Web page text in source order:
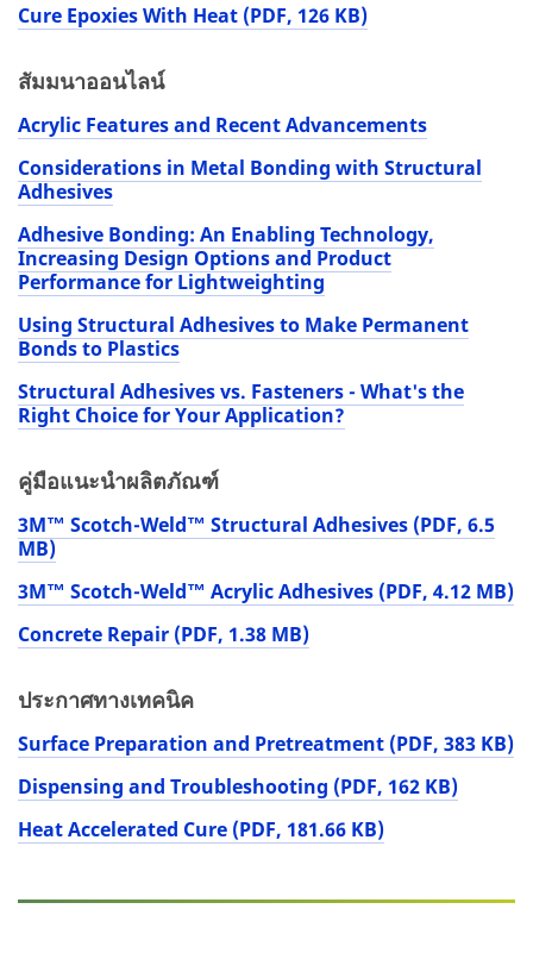
Cure Epoxies With Heat (PDF, 126 KB)
สัมมนาออนไลน์
Acrylic Features and Recent Advancements
Considerations in Metal Bonding with Structural
Adhesives
Adhesive Bonding: An Enabling Technology,
Increasing Design Options and Product
Performance for Lightweighting
Using Structural Adhesives to Make Permanent
Bonds to Plastics
Structural Adhesives vs. Fasteners - What's the
Right Choice for Your Application?
คู่มือแนะนำผลิตภัณฑ์
3M™ Scotch-Weld™ Structural Adhesives (PDF, 6.5
MB)
3M™ Scotch-Weld™ Acrylic Adhesives (PDF, 4.12 MB)
Concrete Repair (PDF, 1.38 MB)
ประกาศทางเทคนิค
Surface Preparation and Pretreatment (PDF, 383 KB)
Dispensing and Troubleshooting (PDF, 162 KB)
Heat Accelerated Cure (PDF, 181.66 KB)